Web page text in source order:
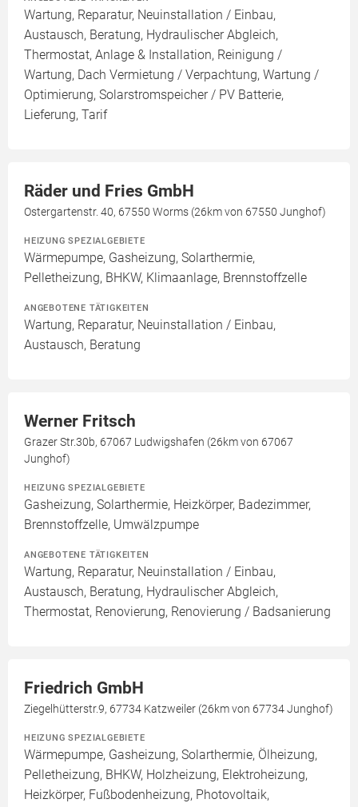
Wartung, Reparatur, Neuinstallation / Einbau,
Austausch, Beratung, Hydraulischer Abgleich,
Thermostat, Anlage & Installation, Reinigung /
Wartung, Dach Vermietung / Verpachtung, Wartung /
Optimierung, Solarstromspeicher / PV Batterie,
Lieferung, Tarif
Räder und Fries GmbH
Ostergartenstr. 40, 67550 Worms (26km von 67550 Junghof)
HEIZUNG SPEZIALGEBIETE
Wärmepumpe, Gasheizung, Solarthermie,
Pelletheizung, BHKW, Klimaanlage, Brennstoffzelle
ANGEBOTENE TÄTIGKEITEN
Wartung, Reparatur, Neuinstallation / Einbau,
Austausch, Beratung
Werner Fritsch
Grazer Str.30b, 67067 Ludwigshafen (26km von 67067
Junghof)
HEIZUNG SPEZIALGEBIETE
Gasheizung, Solarthermie, Heizkörper, Badezimmer,
Brennstoffzelle, Umwälzpumpe
ANGEBOTENE TÄTIGKEITEN
Wartung, Reparatur, Neuinstallation / Einbau,
Austausch, Beratung, Hydraulischer Abgleich,
Thermostat, Renovierung, Renovierung / Badsanierung
Friedrich GmbH
Ziegelhütterstr.9, 67734 Katzweiler (26km von 67734 Junghof)
HEIZUNG SPEZIALGEBIETE
Wärmepumpe, Gasheizung, Solarthermie, Ölheizung,
Pelletheizung, BHKW, Holzheizung, Elektroheizung,
Heizkörper, Fußbodenheizung, Photovoltaik,